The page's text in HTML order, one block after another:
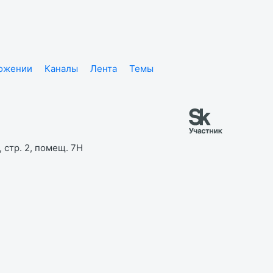
Каналы Лента
Темы
стр. 2, помещ. 7Н